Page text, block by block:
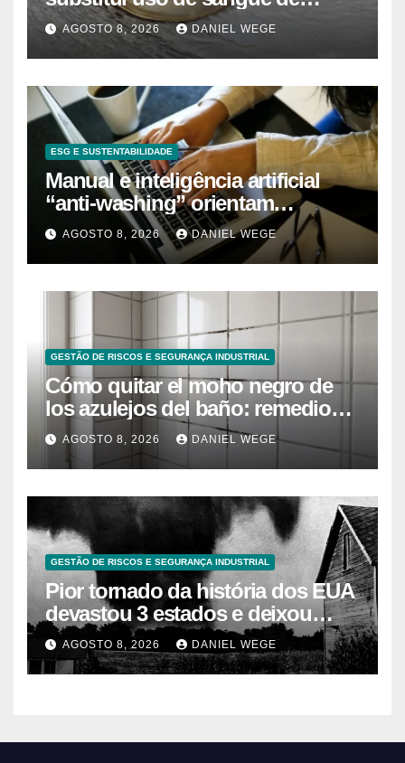
caranguejo-ferradura em testes
farmacêuticos
AGOSTO 8, 2026 DANIEL WEGE
ESG E SUSTENTABILIDADE
Manual e inteligência artificial
“anti-washing” orientam
empresas
AGOSTO 8, 2026 DANIEL WEGE
GESTÃO DE RISCOS E SEGURANÇA INDUSTRIAL
Cómo quitar el moho negro de
los azulejos del baño: remedios
caseros efectivos
AGOSTO 8, 2026 DANIEL WEGE
GESTÃO DE RISCOS E SEGURANÇA INDUSTRIAL
Pior tornado da história dos EUA
devastou 3 estados e deixou
centenas de mortos
AGOSTO 8, 2026 DANIEL WEGE